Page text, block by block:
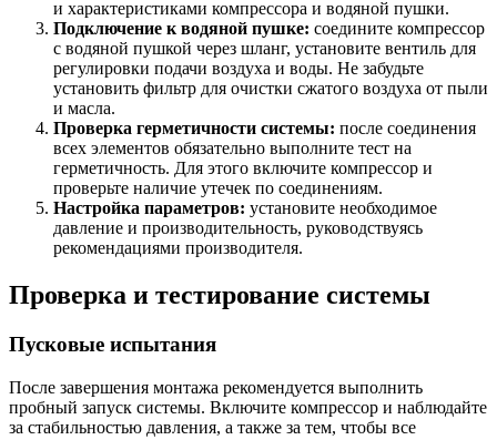
и характеристиками компрессора и водяной пушки.
Подключение к водяной пушке: соедините компрессор
с водяной пушкой через шланг, установите вентиль для
регулировки подачи воздуха и воды. Не забудьте
установить фильтр для очистки сжатого воздуха от пыли
и масла.
Проверка герметичности системы: после соединения
всех элементов обязательно выполните тест на
герметичность. Для этого включите компрессор и
проверьте наличие утечек по соединениям.
Настройка параметров: установите необходимое
давление и производительность, руководствуясь
рекомендациями производителя.
Проверка и тестирование системы
Пусковые испытания
После завершения монтажа рекомендуется выполнить
пробный запуск системы. Включите компрессор и наблюдайте
за стабильностью давления, а также за тем, чтобы все